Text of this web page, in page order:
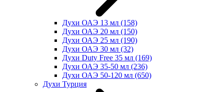
Духи ОАЭ 13 мл (158)
Духи ОАЭ 20 мл (150)
Духи ОАЭ 25 мл (190)
Духи ОАЭ 30 мл (32)
Духи Duty Free 35 мл (169)
Духи ОАЭ 35-50 мл (236)
Духи ОАЭ 50-120 мл (650)
Духи Турция